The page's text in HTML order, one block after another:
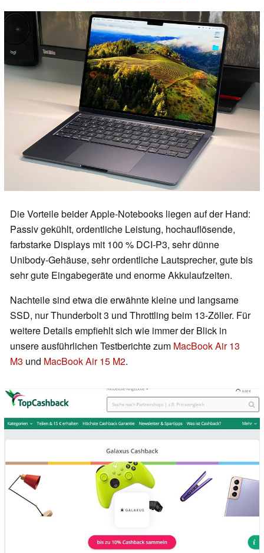
Die Vorteile beider Apple-Notebooks liegen auf der Hand:
Passiv gekühlt, ordentliche Leistung, hochauflösende,
farbstarke Displays mit 100 % DCI-P3, sehr dünne
Unibody-Gehäuse, sehr ordentliche Lautsprecher, gute bis
sehr gute Eingabegeräte und enorme Akkulaufzeiten.
Nachteile sind etwa die erwähnte kleine und langsame
SSD, nur Thunderbolt 3 und Throttling beim 13-Zöller. Für
weitere Details empfiehlt sich wie immer der Blick in
unsere ausführlichen Testberichte zum MacBook Air 13
M3 und MacBook Air 15 M2.